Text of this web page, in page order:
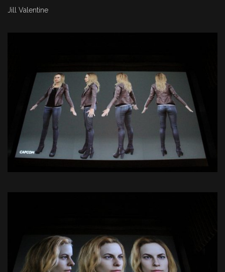
Jill Valentine